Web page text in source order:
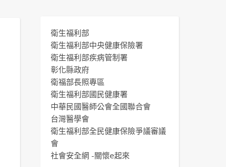
衛生福利部
衛生福利部中央健康保險署
衛生福利部疾病管制署
彰化縣政府
衛福部長照專區
衛生福利部國民健康署
中華民國醫師公會全國聯合會
台灣醫學會
衛生福利部全民健康保險爭議審議
會
社會安全網 -關懷e起來